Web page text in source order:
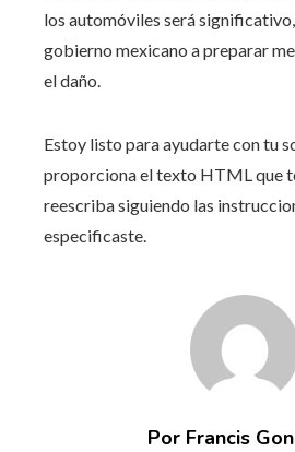
los automóviles será
gobierno mexicano a preparar
el daño.
Estoy listo para ayudarte con tu
proporciona el texto HTML que
reescriba siguiendo las
especificaste.
Por Francis